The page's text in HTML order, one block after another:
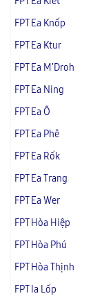
FPT Ea Knốp
FPT Ea Ktur
FPT Ea M'Droh
FPT Ea Ning
FPT Ea Ô
FPT Ea Phê
FPT Ea Rốk
FPT Ea Trang
FPT Ea Wer
FPT Hòa Hiệp
FPT Hòa Phú
FPT Hòa Thịnh
FPT Ia Lốp